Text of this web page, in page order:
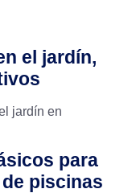
el jardín,
jardín en
para
piscinas